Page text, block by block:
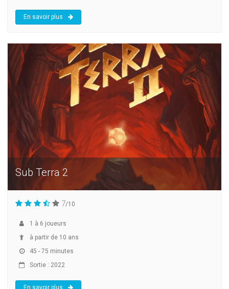
En savoir plus
Sub Terra 2
7/10
1 à 6 joueurs
à partir de 10 ans
45 - 75 minutes
Sortie : 2022